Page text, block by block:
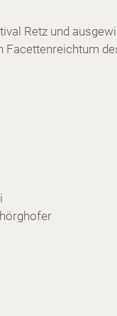
Retz und
Facettenreichtum